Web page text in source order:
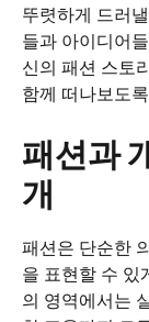
뚜렷하게 드러
들과 아이디어
신의 패션 스토
함께 떠나보도
패션과
개
패션은 단순한
을 표현할 수 있
의 영역에서는